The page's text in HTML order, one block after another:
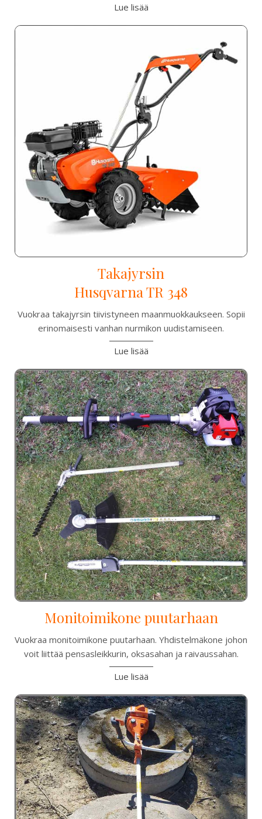
Lue lisää
Takajyrsin
Husqvarna TR 348
Vuokraa takajyrsin tiivistyneen maanmuokkaukseen. Sopii
erinomaisesti vanhan nurmikon uudistamiseen.
Lue lisää
Monitoimikone puutarhaan
Vuokraa monitoimikone puutarhaan. Yhdistelmäkone johon
voit liittää pensasleikkurin, oksasahan ja raivaussahan.
Lue lisää